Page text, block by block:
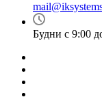
Будни с 9:00